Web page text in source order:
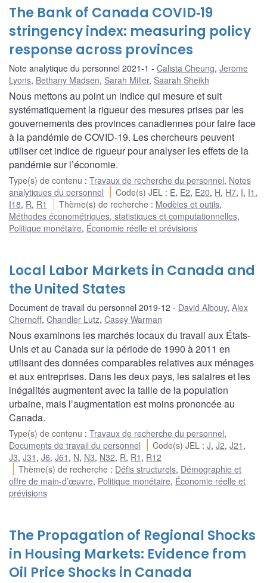
The Bank of Canada COVID‑19
stringency index: measuring policy
response across provinces
Note analytique du personnel 2021-1 Calista Cheung, Jerome
Lyons, Bethany Madsen, Sarah Miller, Saarah Sheikh
Nous mettons au point un indice qui mesure et suit
systématiquement la rigueur des mesures prises par les
gouvernements des provinces canadiennes pour faire face
à la pandémie de COVID-19. Les chercheurs peuvent
utiliser cet indice de rigueur pour analyser les effets de la
pandémie sur l’économie.
Type(s) de contenu : Travaux de recherche du personnel, Notes
analytiques du personnel
Code(s) JEL : E, E2, E20, H, H7, I, I1 ,
I18, R, R1 Thème(s) de recherche : Modèles et outils,
Méthodes économétriques, statistiques et computationnelles,
Politique monétaire, Économie réelle et prévisions
Local Labor Markets in Canada and
the United States
Document de travail du personnel 2019-12 David Albouy, Alex
Chernoff, Chandler Lutz, Casey Warman
Nous examinons les marchés locaux du travail aux États-
Unis et au Canada sur la période de 1990 à 2011 en
utilisant des données comparables relatives aux ménages
et aux entreprises. Dans les deux pays, les salaires et les
inégalités augmentent avec la taille de la population
urbaine, mais l’augmentation est moins prononcée au
Canada.
Type(s) de contenu : Travaux de recherche du personnel,
Documents de travail du personnel
Code(s) JEL :J,J2,J21 ,
J3, J31 , J6, J61 , N, N3, N32, R, R1 , R12
Thème(s) de recherche : Défis structurels, Démographie et
offre de main-d’œuvre, Politique monétaire, Économie réelle et
prévisions
The Propagation of Regional Shocks
in Housing Markets: Evidence from
Oil Price Shocks in Canada